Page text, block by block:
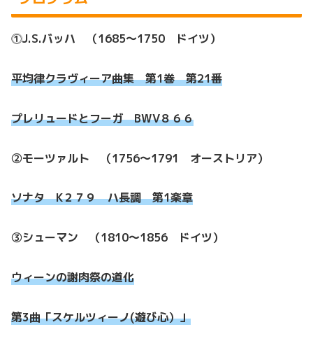
⓵J.S.バッハ （1685～1750 ドイツ）
平均律クラヴィーア曲集 第1巻 第21番
プレリュードとフーガ BWV８６６
②モーツァルト （1756～1791 オーストリア）
ソナタ K２７９ ハ長調 第1楽章
③シューマン （1810～1856 ドイツ）
ウィーンの謝肉祭の道化
第3曲「スケルツィーノ(遊び心）」